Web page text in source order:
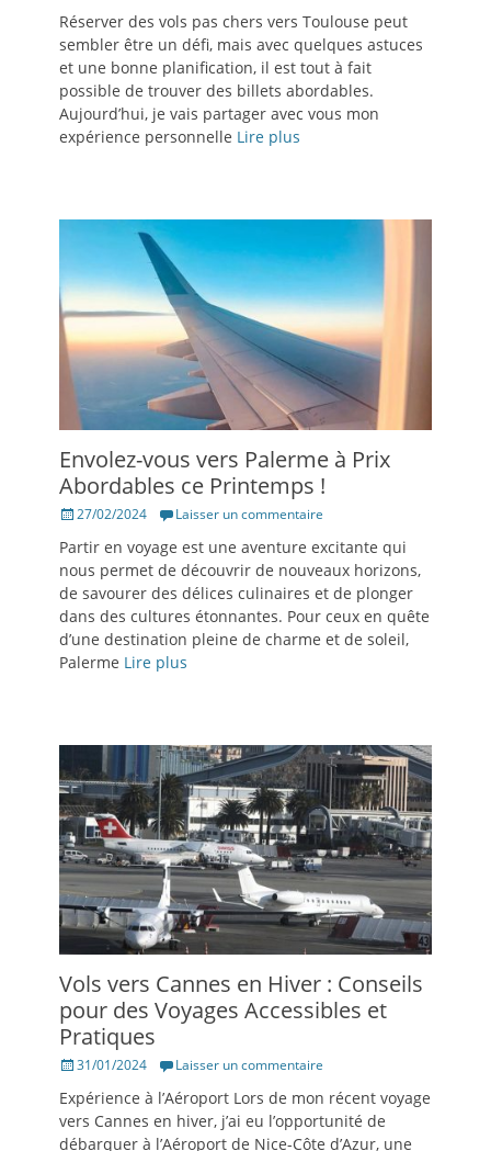
Réserver des vols pas chers vers Toulouse peut
sembler être un défi, mais avec quelques astuces
et une bonne planification, il est tout à fait
possible de trouver des billets abordables.
Aujourd’hui, je vais partager avec vous mon
expérience personnelle Lire plus
Envolez-vous vers Palerme à Prix
Abordables ce Printemps !
Posté27/02/2024 Laisser un commentaire
Partir en voyage est une aventure excitante qui
nous permet de découvrir de nouveaux horizons,
de savourer des délices culinaires et de plonger
dans des cultures étonnantes. Pour ceux en quête
d’une destination pleine de charme et de soleil,
Palerme Lire plus
Vols vers Cannes en Hiver : Conseils
pour des Voyages Accessibles et
Pratiques
Posté31/01/2024 Laisser un commentaire
Expérience à l’Aéroport Lors de mon récent voyage
vers Cannes en hiver, j’ai eu l’opportunité de
débarquer à l’Aéroport de Nice-Côte d’Azur, une